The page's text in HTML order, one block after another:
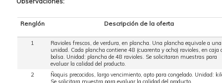
Renglón Descripción de la oferta
1
Ravioles frescos, de verdura, en plancha. Una plancha equivale a una
unidad. Cada plancha contiene 48 (cuarenta y ocho) ravioles, en caja
bolsa. Unidad: plancha de 48 ravioles. Se solicitaran muestras para
evaluar la calidad del producto.
2
Ñoquis precocidos, largo vencimiento, apto para congelado. Unidad:
Se solicitara muestra para evaluar la calidad del producto.